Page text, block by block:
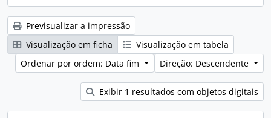
Previsualizar a impressão
Visualização em ficha
Visualização em tabela
Ordenar por ordem: Data fim
Direção: Descendente
Exibir 1 resultados com objetos digitais